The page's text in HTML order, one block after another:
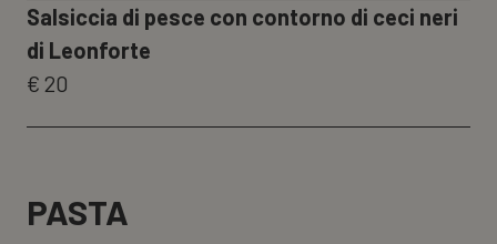
Salsiccia di pesce con contorno di ceci neri
di Leonforte
€ 20
PASTA